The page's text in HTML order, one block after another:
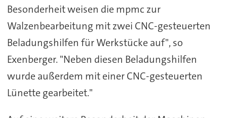
Besonderheit weisen die mpmc zur
Walzenbearbeitung mit zwei CNC-gesteuerten
Beladungshilfen für Werkstücke auf", so
Exenberger. "Neben diesen Beladungshilfen
wurde außerdem mit einer CNC-gesteuerten
Lünette gearbeitet."